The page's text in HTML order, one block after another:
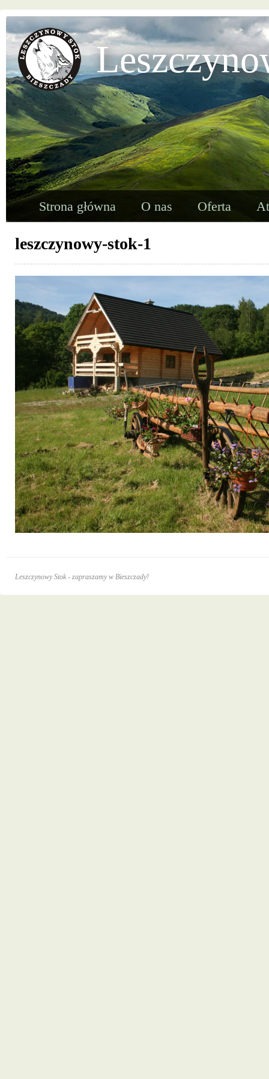
Strona główna O nas Oferta
leszczynowy-stok-1
Leszczynowy Stok - zapraszamy w Bieszczady!